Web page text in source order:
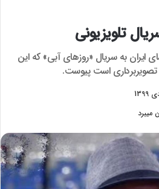
تلویزیونی
ایران به سریال «روزهای آبی» که این
است پیوست.